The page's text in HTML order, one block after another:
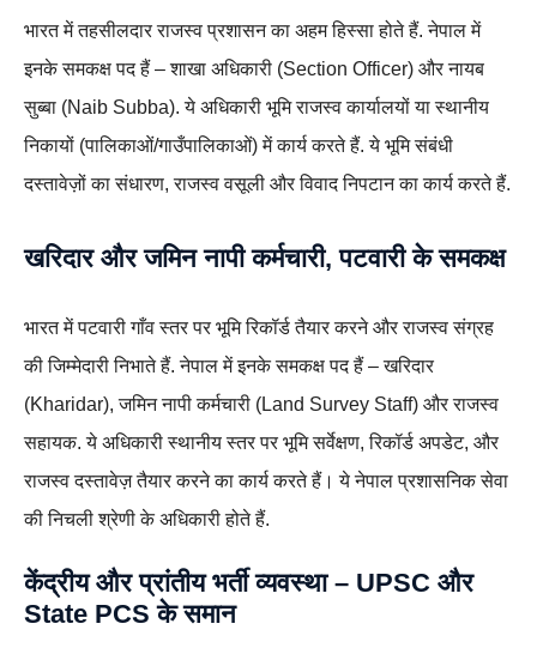
भारत में तहसीलदार राजस्व प्रशासन का अहम हिस्सा होते हैं. नेपाल में
इनके समकक्ष पद हैं – शाखा अधिकारी (Section Officer) और नायब
सुब्बा (Naib Subba). ये अधिकारी भूमि राजस्व कार्यालयों या स्थानीय
निकायों (पालिकाओं/गाउँपालिकाओं) में कार्य करते हैं. ये भूमि संबंधी
दस्तावेज़ों का संधारण, राजस्व वसूली और विवाद निपटान का कार्य करते हैं.
खरिदार और जमिन नापी कर्मचारी, पटवारी के समकक्ष
भारत में पटवारी गाँव स्तर पर भूमि रिकॉर्ड तैयार करने और राजस्व संग्रह
की जिम्मेदारी निभाते हैं. नेपाल में इनके समकक्ष पद हैं – खरिदार
(Kharidar), जमिन नापी कर्मचारी (Land Survey Staff) और राजस्व
सहायक. ये अधिकारी स्थानीय स्तर पर भूमि सर्वेक्षण, रिकॉर्ड अपडेट, और
राजस्व दस्तावेज़ तैयार करने का कार्य करते हैं। ये नेपाल प्रशासनिक सेवा
की निचली श्रेणी के अधिकारी होते हैं.
केंद्रीय और प्रांतीय भर्ती व्यवस्था – UPSC और
State PCS के समान